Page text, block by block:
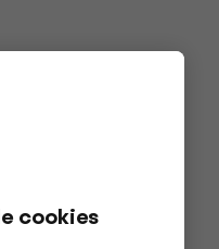
cookies